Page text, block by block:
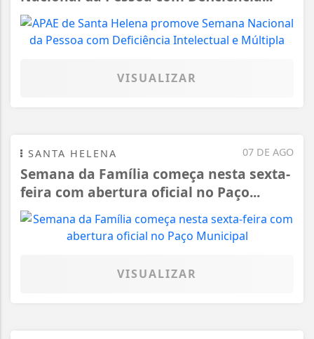
VISUALIZAR
07 DE AGO
SANTA HELENA
Semana da Família começa nesta sexta-
feira com abertura oficial no Paço...
VISUALIZAR